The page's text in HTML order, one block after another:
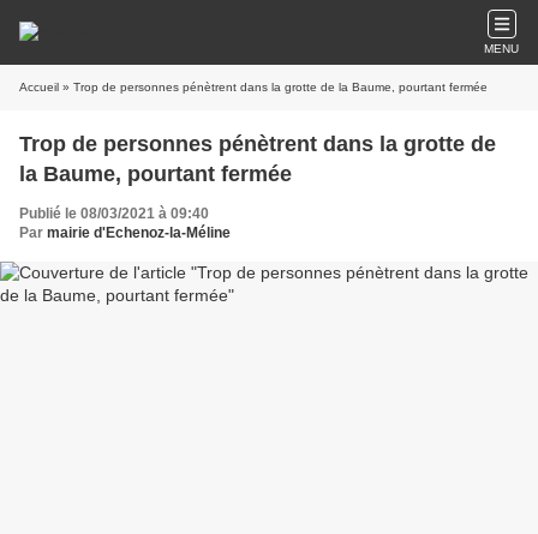
MENU
Accueil » Trop de personnes pénètrent dans la grotte de la Baume, pourtant fermée
Trop de personnes pénètrent dans la grotte de
la Baume, pourtant fermée
Publié le 08/03/2021 à 09:40
Par mairie d'Echenoz-la-Méline